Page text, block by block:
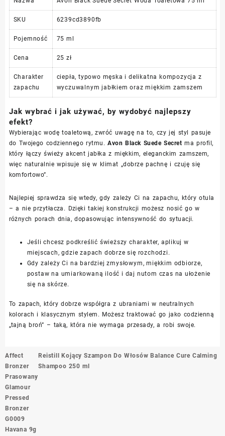
SKU 6239cd3890fb
Pojemność 75 ml
Cena 25 zł
Charakter
zapachu
ciepła, typowo męska i delikatna kompozycja z
wyczuwalnym jabłkiem oraz miękkim zamszem
Jak wybrać i jak używać, by wydobyć najlepszy
efekt?
Wybierając wodę toaletową, zwróć uwagę na to, czy jej styl pasuje
do Twojego codziennego rytmu.Avon Black Suede Secret ma profil,
który łączy świeży akcent jabłka z miękkim, eleganckim zamszem,
więc naturalnie wpisuje się w klimat „dobrze pachnę i czuję się
komfortowo”.
Najlepiej sprawdza się wtedy, gdy zależy Ci na zapachu, który otula
– a nie przytłacza. Dzięki takiej konstrukcji możesz nosić go w
różnych porach dnia, dopasowując intensywność do sytuacji.
Jeśli chcesz podkreślić świeższy charakter, aplikuj w
miejscach, gdzie zapach dobrze się rozchodzi.
Gdy zależy Ci na bardziej zmysłowym, miękkim odbiorze,
postaw na umiarkowaną ilość i daj nutom czas na ułożenie
się na skórze.
To zapach, który dobrze współgra z ubraniami w neutralnych
kolorach i klasycznym stylem. Możesz traktować go jako codzienną
„tajną broń” – taką, która nie wymaga przesady, a robi swoje.
Nawigacja
wpisu
Affect
Bronzer
Prasowany
Glamour
Pressed
Bronzer
G0009
Havana 9g
Reistill Kojący Szampon Do Włosów Balance Cure Calming
Shampoo 250 ml